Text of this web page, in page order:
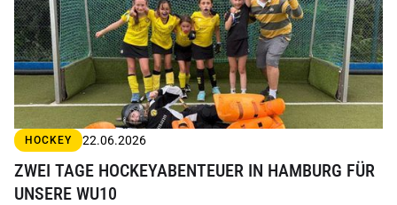
HOCKEY 22.06.2026
ZWEI TAGE HOCKEYABENTEUER IN HAMBURG FÜR
UNSERE WU10